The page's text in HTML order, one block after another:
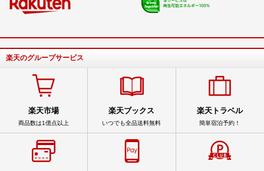
楽天のグループサービス
楽天市場
商品数は1億点以上
楽天ブックス
いつでも全品送料無料
楽天トラベル
簡単宿泊予約！